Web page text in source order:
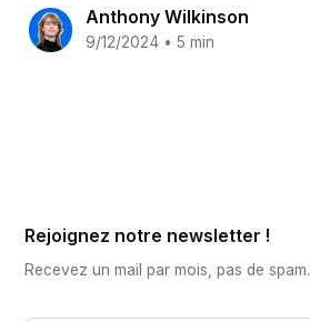
Anthony Wilkinson
9/12/2024 • 5 min
Rejoignez notre newsletter !
Recevez un mail par mois, pas de spam.